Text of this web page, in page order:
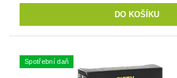
Spotřební daň